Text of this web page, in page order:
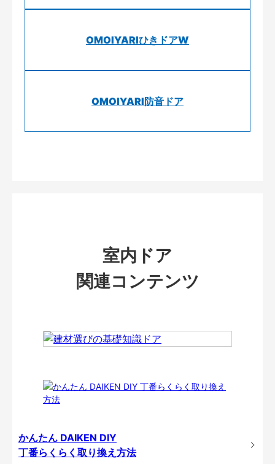
OMOIYARIひきドアW
OMOIYARI防音ドア
室内ドア
関連コンテンツ
かんたん DAIKEN DIY
丁番らくらく取り換え方法